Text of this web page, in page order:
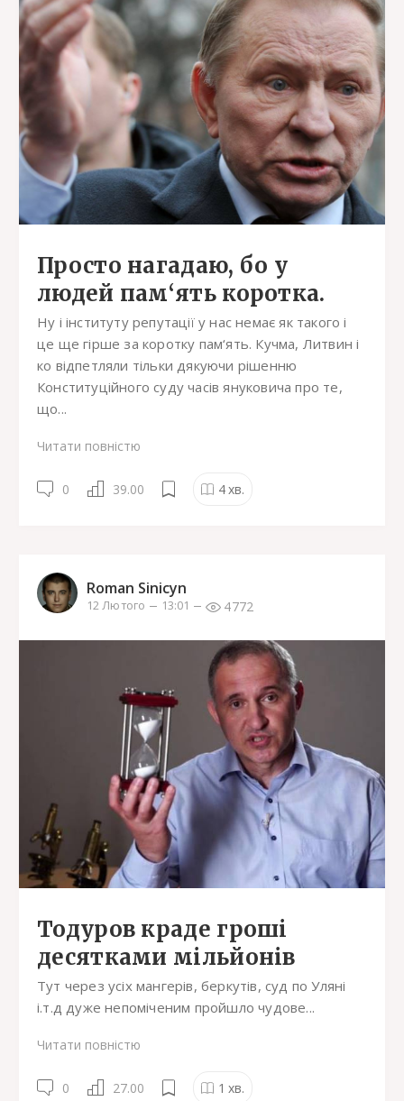
Просто нагадаю, бо у
людей пам‘ять коротка.
Ну і інституту репутації у нас немає як такого і
це ще гірше за коротку пам‘ять. Кучма, Литвин і
ко відпетляли тільки дякуючи рішенню
Конституційного суду часів януковича про те,
що...
Читати повністю
0 39.00 4хв.
Roman Sinicyn
12 Лютого 13:01 4772
Тодуров краде гроші
десятками мільйонів
Тут через усіх мангерів, беркутів, суд по Уляні
і.т.д дуже непоміченим пройшло чудове...
Читати повністю
0 27.00 1 хв.